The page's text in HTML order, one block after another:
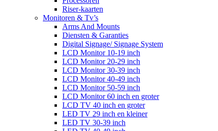
Riser-kaarten
Monitoren & Tv’s
Arms And Mounts
Diensten & Garanties
Digital Signage/ Signage System
LCD Monitor 10-19 inch
LCD Monitor 20-29 inch
LCD Monitor 30-39 inch
LCD Monitor 40-49 inch
LCD Monitor 50-59 inch
LCD Monitor 60 inch en groter
LCD TV 40 inch en groter
LED TV 29 inch en kleiner
LED TV 30-39 inch